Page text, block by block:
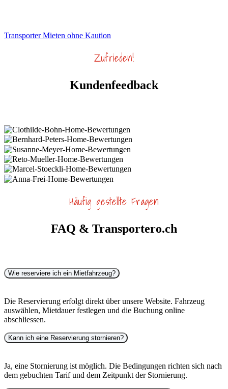
Transporter Mieten ohne Kaution
Zufrieden!
Kundenfeedback
Häufig gestellte Fragen
FAQ & Transportero.ch
Wie reserviere ich ein Mietfahrzeug?
Die Reservierung erfolgt direkt über unsere Website. Fahrzeug
auswählen, Mietdauer festlegen und die Buchung online
abschliessen.
Kann ich eine Reservierung stornieren?
Ja, eine Stornierung ist möglich. Die Bedingungen richten sich nach
dem gebuchten Tarif und dem Zeitpunkt der Stornierung.